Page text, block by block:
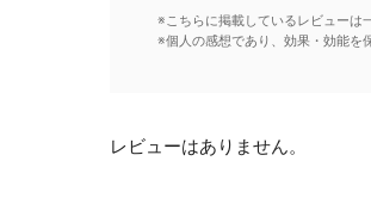
※こちらに掲載しているレビューは
※個人の感想であり、効果・効能を
レビューはありません。